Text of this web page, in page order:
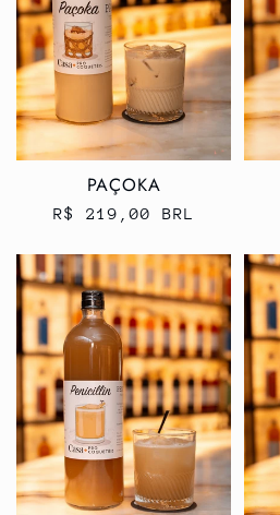
PAÇOKA
Preço
R$ 219,00 BRL